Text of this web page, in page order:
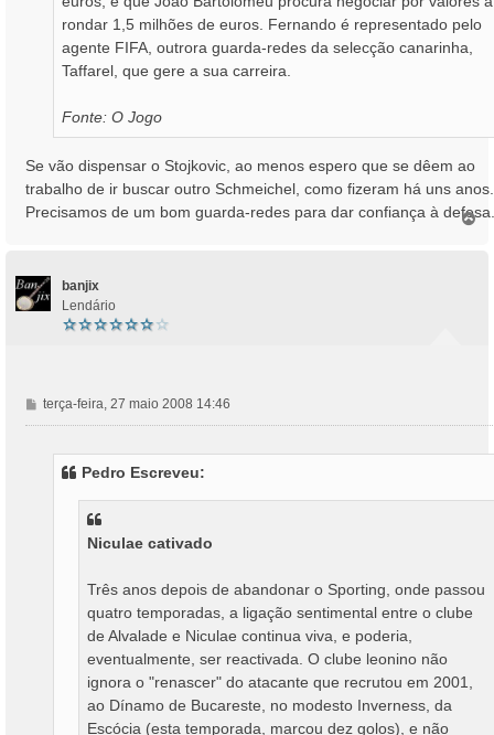
rondar 1,5 milhões de euros. Fernando é representado pelo
agente FIFA, outrora guarda-redes da selecção canarinha,
Taffarel, que gere a sua carreira.
Fonte: O Jogo
Se vão dispensar o Stojkovic, ao menos espero que se dêem ao
trabalho de ir buscar outro Schmeichel, como fizeram há uns anos.
Precisamos de um bom guarda-redes para dar confiança à defesa.
T
banjix
Lendário
M
e
terça-feira, 27 maio 2008 14:46
Pedro Escreveu:
Niculae cativado
Três anos depois de abandonar o Sporting, onde passou
quatro temporadas, a ligação sentimental entre o clube
de Alvalade e Niculae continua viva, e poderia,
eventualmente, ser reactivada. O clube leonino não
ignora o "renascer" do atacante que recrutou em 2001,
ao Dínamo de Bucareste, no modesto Inverness, da
Escócia (esta temporada, marcou dez golos), e não